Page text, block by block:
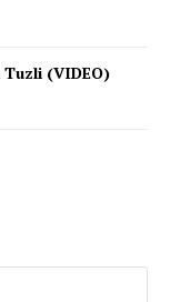
Tuzli (VIDEO)